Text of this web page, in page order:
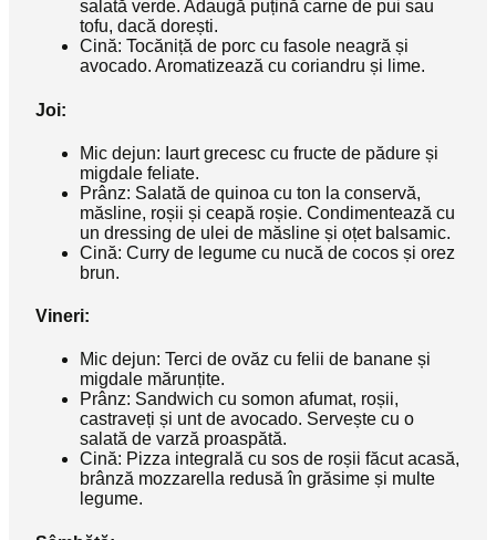
salată verde. Adaugă puțină carne de pui sau
tofu, dacă dorești.
Cină: Tocăniță de porc cu fasole neagră și
avocado. Aromatizează cu coriandru și lime.
Joi:
Mic dejun: Iaurt grecesc cu fructe de pădure și
migdale feliate.
Prânz: Salată de quinoa cu ton la conservă,
măsline, roșii și ceapă roșie. Condimentează cu
un dressing de ulei de măsline și oțet balsamic.
Cină: Curry de legume cu nucă de cocos și orez
brun.
Vineri:
Mic dejun: Terci de ovăz cu felii de banane și
migdale mărunțite.
Prânz: Sandwich cu somon afumat, roșii,
castraveți și unt de avocado. Servește cu o
salată de varză proaspătă.
Cină: Pizza integrală cu sos de roșii făcut acasă,
brânză mozzarella redusă în grăsime și multe
legume.